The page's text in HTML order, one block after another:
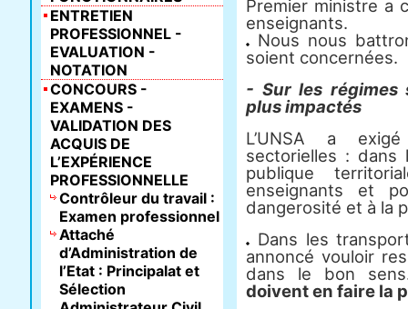
Premier ministre a
enseignants.
Nous nous
soient concernées.
- Sur les régimes
plus impactés
L’UNSA a
sectorielles : dans
publique
enseignants et
dangerosité et à la
Dans les
annoncé vouloir
dans le bon
doivent en faire la
ENTRETIEN
PROFESSIONNEL -
EVALUATION -
NOTATION
CONCOURS -
EXAMENS -
VALIDATION DES
ACQUIS DE
L’EXPÉRIENCE
PROFESSIONNELLE
Contrôleur du travail :
Examen professionnel
Attaché
d’Administration de
l’Etat : Principalat et
Sélection